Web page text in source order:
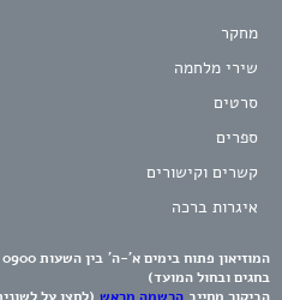
מחקר
שירי מלחמה
סרטים
ספרים
קשרים וקישורים
איגרות ברכה
בחגים ובחול המועד)